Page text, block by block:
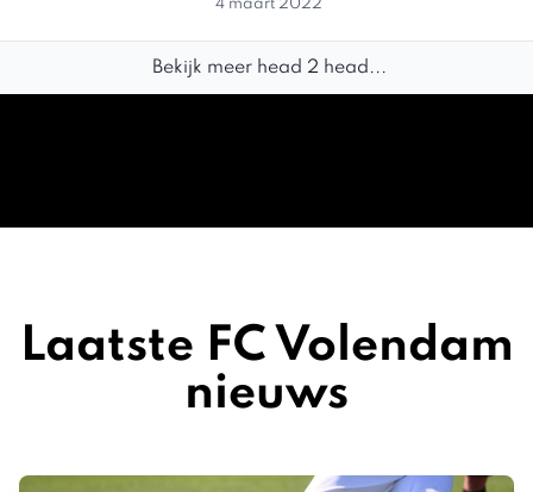
4 maart 2022
Bekijk meer head 2 head...
Laatste FC Volendam
nieuws